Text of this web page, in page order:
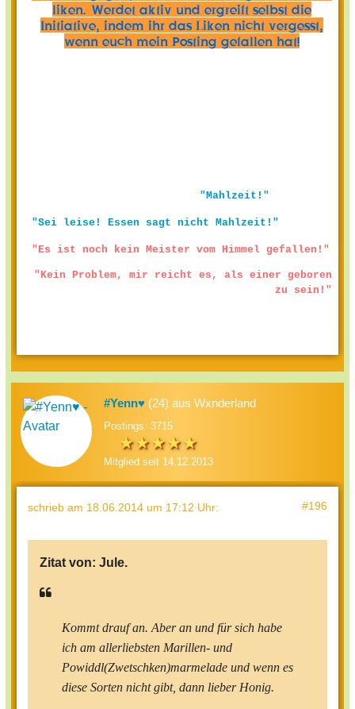
liken. Werdet aktiv und ergreift selbst die
Initiative, indem ihr das Liken nicht vergesst,
wenn euch mein Posting gefallen hat!
"Mahlzeit!"
"Sei leise! Essen sagt nicht Mahlzeit!"
"Es ist noch kein Meister vom Himmel gefallen!"
"Kein Problem, mir reicht es, als einer geboren
zu sein!"
#Yenn♥ (24) aus Wxnderland
Postings: 3715
Mitglied seit 14.12.2013
schrieb am 18.06.2014 um 17:12 Uhr: #196
Zitat von: Jule.
Kommt drauf an. Aber an und für sich habe
ich am allerliebsten Marillen- und
Powiddl(Zwetschken)marmelade und wenn es
diese Sorten nicht gibt, dann lieber Honig.